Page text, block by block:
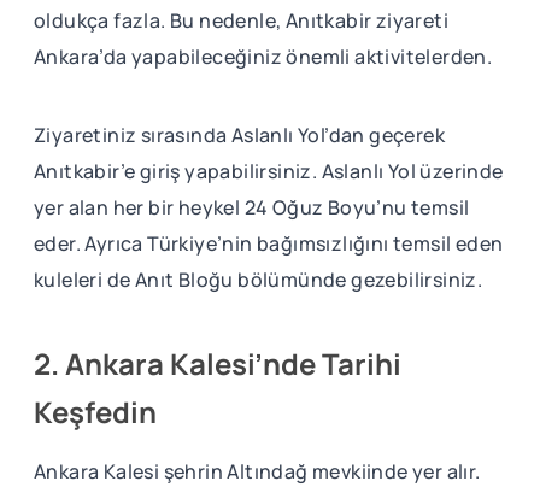
oldukça fazla. Bu nedenle, Anıtkabir ziyareti
Ankara’da yapabileceğiniz önemli aktivitelerden.
Ziyaretiniz sırasında Aslanlı Yol’dan geçerek
Anıtkabir’e giriş yapabilirsiniz. Aslanlı Yol üzerinde
yer alan her bir heykel 24 Oğuz Boyu’nu temsil
eder. Ayrıca Türkiye’nin bağımsızlığını temsil eden
kuleleri de Anıt Bloğu bölümünde gezebilirsiniz.
2. Ankara Kalesi’nde Tarihi
Keşfedin
Ankara Kalesi şehrin Altındağ mevkiinde yer alır.